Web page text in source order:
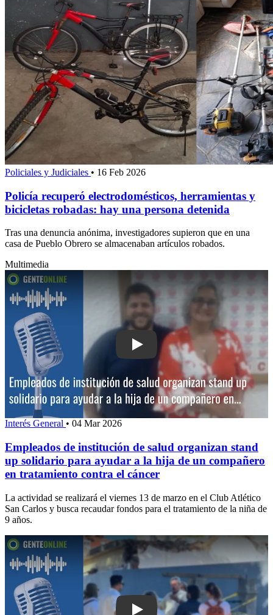
Policiales y Judiciales • 16 Feb 2026
Policía recuperó electrodomésticos, herramientas y
bicicletas robadas: hay una persona detenida
Tras una denuncia anónima, investigadores supieron que en una
casa de Pueblo Obrero se almacenaban artículos robados.
Multimedia
Play: Empleados de institución de
Interés General • 04 Mar 2026
Empleados de institución de salud organizan stand
up solidario para ayudar a la hija de un compañero
en tratamiento contra el cáncer
La actividad se realizará el viernes 13 de marzo en el Club Atlético
San Carlos y busca recaudar fondos para el tratamiento de la niña de
9 años.